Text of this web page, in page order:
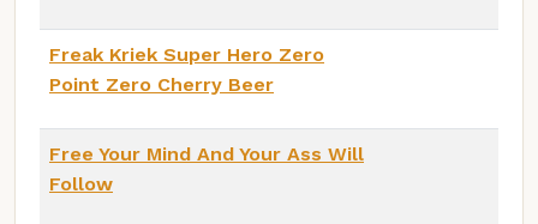
Freak Kriek Super Hero Zero
Point Zero Cherry Beer
Free Your Mind And Your Ass Will
Follow